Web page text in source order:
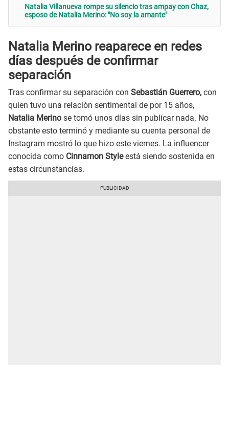
Natalia Villanueva rompe su silencio tras ampay con Chaz,
esposo de Natalia Merino: "No soy la amante"
Natalia Merino reaparece en redes
días después de confirmar
separación
Tras confirmar su separación con Sebastián Guerrero, con
quien tuvo una relación sentimental de por 15 años,
Natalia Merino se tomó unos días sin publicar nada. No
obstante esto terminó y mediante su cuenta personal de
Instagram mostró lo que hizo este viernes. La influencer
conocida como Cinnamon Styleestá siendo sostenida en
estas circunstancias.